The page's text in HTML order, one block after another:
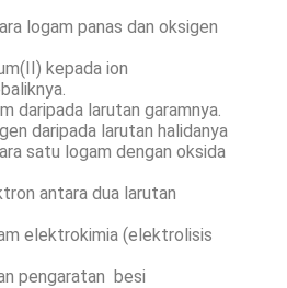
logam panas dan oksigen
kepada ion
daripada larutan garamnya.
daripada larutan halidanya
satu logam dengan oksida
antara dua larutan
elektrokimia (elektrolisis
pengaratan besi